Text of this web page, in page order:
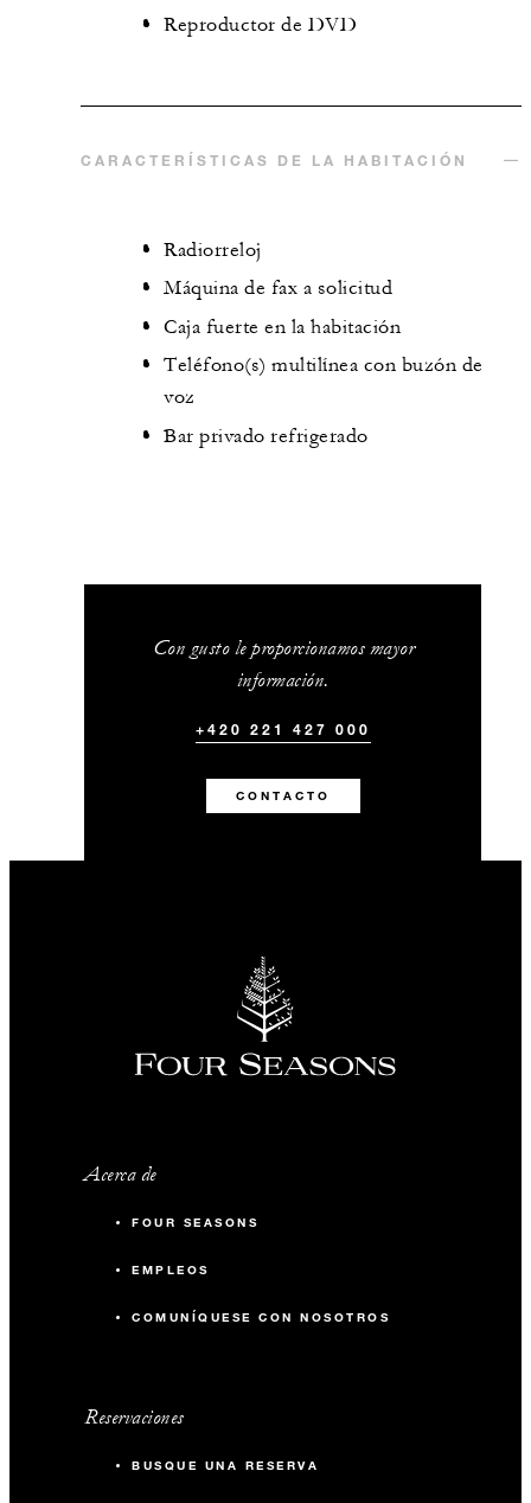
Reproductor de DVD
CARACTERÍSTICAS DE LA HABITACIÓN
Radiorreloj
Máquina de fax a solicitud
Caja fuerte en la habitación
Teléfono(s) multilínea con buzón de
voz
Bar privado refrigerado
Con gusto le proporcionamos mayor
información.
+420 221 427 000
CONTACTO
Acerca de
FOUR SEASONS
EMPLEOS
COMUNÍQUESE CON NOSOTROS
Reservaciones
BUSQUE UNA RESERVA